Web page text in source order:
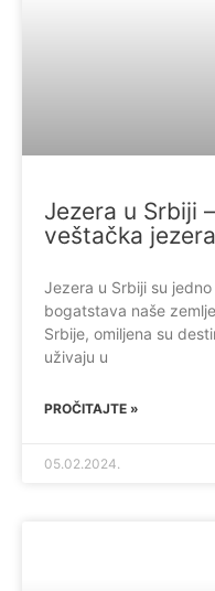
Jezera u Srbiji
veštačka
Jezera u Srbiji su
bogatstava naše
Srbije, omiljena su
uživaju u
PROČITAJTE »
05.02.2024.